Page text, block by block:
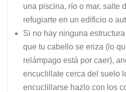
una piscina, río o mar, salte
refugiarte en un edificio o
Si no hay ninguna
que tu cabello se eriza (lo
relámpago está por caer),
encuclillate cerca del suelo
encuclillarse hazlo con los